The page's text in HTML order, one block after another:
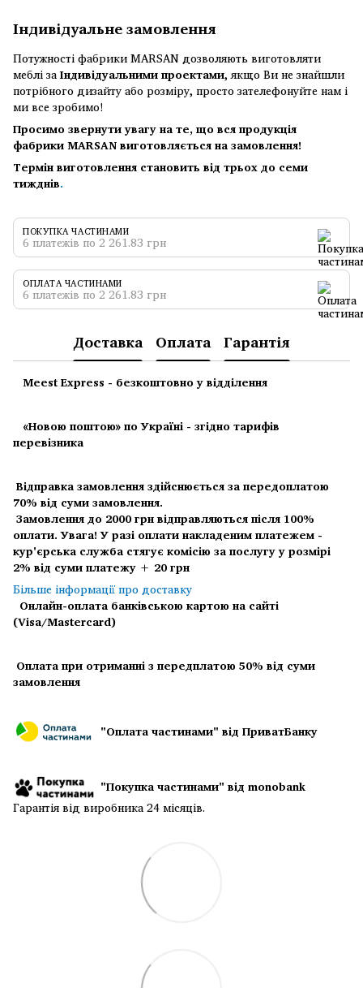
Індивідуальне замовлення
Потужності фабрики MARSAN дозволяють виготовляти
меблі заІндивідуальними проектами, якщо Ви не знайшли
потрібного дизайту або розміру, просто зателефонуйте нам і
ми все зробимо!
Просимо звернути увагу на те, що вся продукція
фабрики MARSAN виготовляється на замовлення!
Термін виготовлення становить від трьох до семи
тижднів.
ПОКУПКА ЧАСТИНАМИ
6 платежів по 2 261.83 грн
ОПЛАТА ЧАСТИНАМИ
6 платежів по 2 261.83 грн
Доставка Оплата Гарантія
Meest Express - безкоштовно у відділення
«Новою поштою» по Україні - згідно тарифів
перевізника
Відправка замовлення здійснюється за передоплатою
70% від суми замовлення.
Замовлення до 2000 грн відправляються після 100%
оплати.Увага! У разі оплати накладеним платежем -
кур'єрська служба стягує комісію за послугу у розмірі
2% від суми платежу + 20 грн
Більше інформації про доставку
Онлайн-оплата банківською картою на сайті
(Visa/Mastercard)
Оплата при отриманні з передплатою 50% від суми
замовлення
"Оплата частинами" від ПриватБанку
"Покупка частинами" від monobank
Гарантія від виробника 24 місяців.